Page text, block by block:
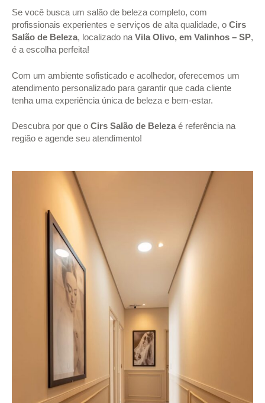
Se você busca um salão de beleza completo, com
profissionais experientes e serviços de alta qualidade, o Cirs
Salão de Beleza, localizado na Vila Olivo, em Valinhos – SP,
é a escolha perfeita!
Com um ambiente sofisticado e acolhedor, oferecemos um
atendimento personalizado para garantir que cada cliente
tenha uma experiência única de beleza e bem-estar.
Descubra por que o Cirs Salão de Beleza é referência na
região e agende seu atendimento!